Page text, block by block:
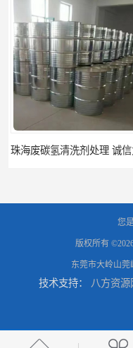
梅州回收废碳氢清洗剂 现
您
版权所有
东莞市大岭山
技术支持： 八方资源